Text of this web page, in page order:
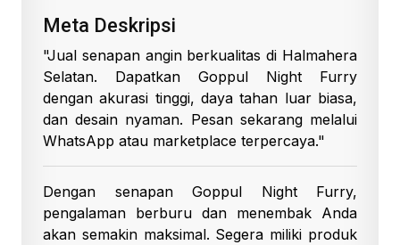
Meta Deskripsi
"Jual senapan angin berkualitas di Halmahera
Selatan. Dapatkan Goppul Night Furry
dengan akurasi tinggi, daya tahan luar biasa,
dan desain nyaman. Pesan sekarang melalui
WhatsApp atau marketplace terpercaya."
Dengan senapan Goppul Night Furry,
pengalaman berburu dan menembak Anda
akan semakin maksimal. Segera miliki produk